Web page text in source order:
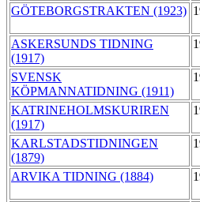
GÖTEBORGSTRAKTEN (1923)
ASKERSUNDS TIDNING
(1917)
SVENSK
KÖPMANNATIDNING (1911)
KATRINEHOLMSKURIREN
(1917)
KARLSTADSTIDNINGEN
(1879)
ARVIKA TIDNING (1884)